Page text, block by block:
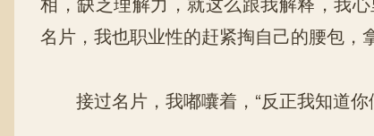
名片，我也职业性的赶紧掏自己的腰包，
接过名片，我嘟囔着，“反正我知道你